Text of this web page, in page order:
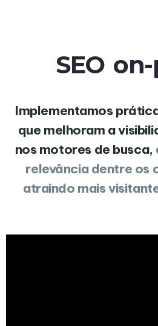
SEO
Implementamos
que melhoram a
nos motores de busca,
relevância dentre os
atraindo mais